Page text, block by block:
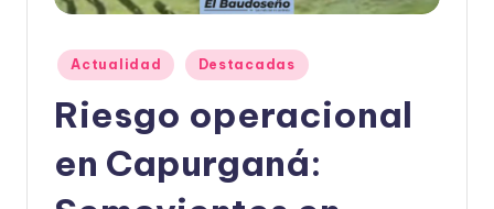
Publicado
en
Actualidad Destacadas
Riesgo operacional
en Capurganá: